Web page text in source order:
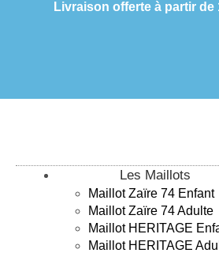
Livraison offerte à partir de
Les Maillots
Maillot Zaïre 74 Enfant
Maillot Zaïre 74 Adulte
Maillot HERITAGE
Maillot HERITAGE